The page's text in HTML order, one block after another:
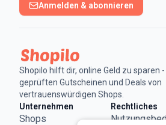
Anmelden & abonnieren
Shopilo hilft dir, online Geld zu sparen
geprüften Gutscheinen und Deals von
vertrauenswürdigen Shops.
Unternehmen
Shops
Rechtliches